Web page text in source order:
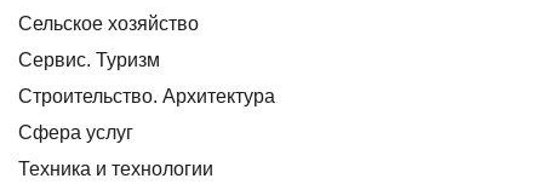
Сельское хозяйство
Сервис. Туризм
Строительство. Архитектура
Сфера услуг
Техника и технологии